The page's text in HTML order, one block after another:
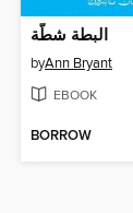
البطة شطّة
byAnn Bryant
EBOOK
BORROW